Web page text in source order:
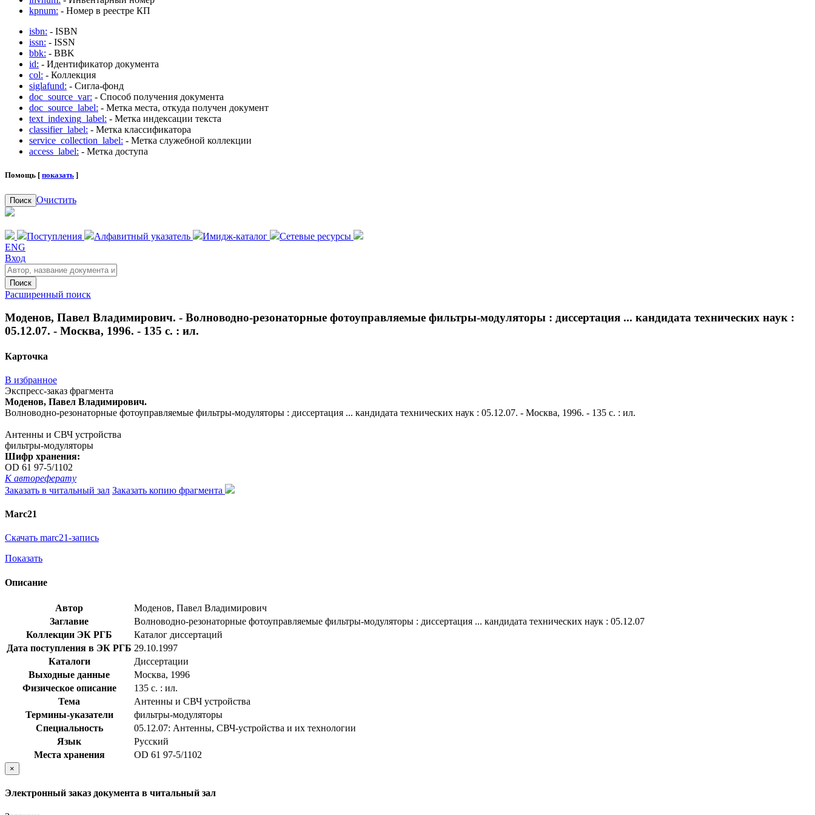
kpnum: - Номер в реестре КП
isbn: - ISBN
issn: - ISSN
bbk: - BBK
id: - Идентификатор документа
col: - Коллекция
siglafund: - Сигла-фонд
doc_source_var: - Способ получения документа
doc_source_label: - Метка места, откуда получен документ
text_indexing_label: - Метка индексации текста
classifier_label: - Метка классификатора
service_collection_label: - Метка служебной коллекции
access_label: - Метка доступа
Помощь [ показать ]
Поиск Очистить
Поступления Алфавитный указатель Имидж-каталог
Сетевые ресурсы
ENG
Вход
Поиск
Расширенный поиск
Моденов, Павел Владимирович. - Волноводно-резонаторные фотоуправляемые фильтры-модуляторы : диссертация ... кандидата технических наук :
05.12.07. - Москва, 1996. - 135 с. : ил.
Карточка
В избранное
Экспресс-заказ фрагмента
Моденов, Павел Владимирович.
Волноводно-резонаторные фотоуправляемые фильтры-модуляторы : диссертация ... кандидата технических наук : 05.12.07. - Москва, 1996. - 135 с. : ил.
Антенны и СВЧ устройства
фильтры-модуляторы
Шифр хранения:
OD 61 97-5/1102
К автореферату
Заказать в читальный зал Заказать копию фрагмента
Marc21
Скачать marc21-запись
Показать
Описание
Автор
Моденов, Павел Владимирович
Заглавие
Волноводно-резонаторные фотоуправляемые фильтры-модуляторы : диссертация ... кандидата технических наук : 05.12.07
Коллекции ЭК РГБ
Каталог диссертаций
Дата поступления в ЭК РГБ 29.10.1997
Каталоги
Диссертации
Выходные данные
Москва, 1996
Физическое описание
135 с. : ил.
Тема
Антенны и СВЧ устройства
Термины-указатели
фильтры-модуляторы
Специальность
05.12.07: Антенны, СВЧ-устройства и их технологии
Язык
Русский
Места хранения
OD 61 97-5/1102
×
Электронный заказ документа в читальный зал